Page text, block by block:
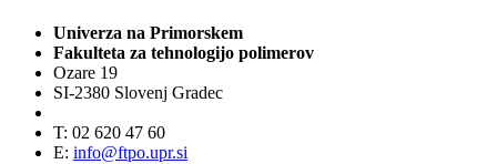
Univerza na Primorskem
Fakulteta za tehnologijo polimerov
Ozare 19
SI-2380 Slovenj Gradec
T: 02 620 47 60
E: info@ftpo.upr.si